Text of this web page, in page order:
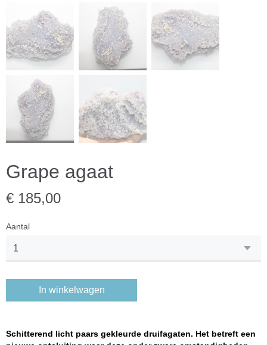
Grape agaat
€ 185,00
Aantal
In winkelwagen
Schitterend licht paars gekleurde druifagaten. Het betreft een